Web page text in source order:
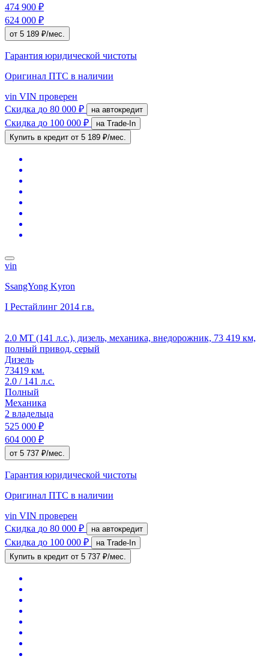
474 900 ₽
624 000 ₽
от 5 189 ₽/мес.
Гарантия юридической чистоты
Оригинал ПТС в наличии
vin VIN проверен
Скидка до 80 000 ₽ на автокредит
Скидка до 100 000 ₽
на Trade-In
Купить в кредит от 5 189 ₽/мес.
vin
SsangYong Kyron
I Рестайлинг 2014 г.в.
2.0 MT (141 л.с.), дизель, механика, внедорожник, 73 419 км,
полный привод, серый
Дизель
73419 км.
2.0 / 141 л.с.
Полный
Механика
2 владельца
525 000 ₽
604 000 ₽
от 5 737 ₽/мес.
Гарантия юридической чистоты
Оригинал ПТС в наличии
vin VIN проверен
Скидка до 80 000 ₽ на автокредит
Скидка до 100 000 ₽
на Trade-In
Купить в кредит от 5 737 ₽/мес.